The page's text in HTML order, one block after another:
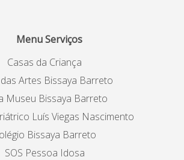
Menu Serviços
Casas da Criança
Artes Bissaya Barreto
Museu Bissaya Barreto
Luís Viegas Nascimento
Bissaya Barreto
SOS Pessoa Idosa